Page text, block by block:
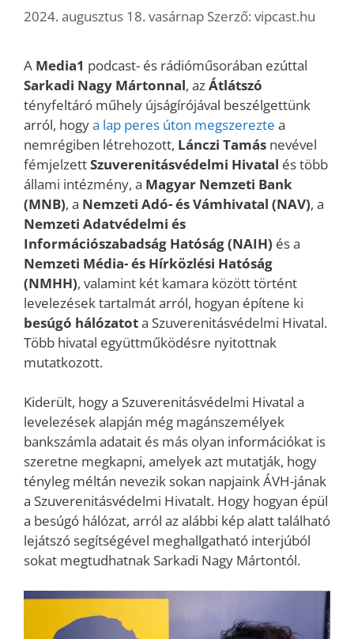
2024. augusztus 18. vasárnap Szerző: vipcast.hu
A Media1 podcast- és rádióműsorában ezúttal
Sarkadi Nagy Mártonnal, azÁtlátszó
tényfeltáró műhely újságírójával beszélgettünk
arról, hogya lap peres úton megszerezte a
nemrégiben létrehozott, Lánczi Tamás nevével
fémjelzettSzuverenitásvédelmi Hivatal és több
állami intézmény, a Magyar Nemzeti Bank
(MNB), a Nemzeti Adó- és Vámhivatal (NAV), a
Nemzeti Adatvédelmi és
Információszabadság Hatóság (NAIH) és a
Nemzeti Média- és Hírközlési Hatóság
(NMHH), valamint két kamara között történt
levelezések tartalmát arról, hogyan építene ki
besúgó hálózatota Szuverenitásvédelmi Hivatal.
Több hivatal együttműködésre nyitottnak
mutatkozott.
Kiderült, hogy a Szuverenitásvédelmi Hivatal a
levelezések alapján még magánszemélyek
bankszámla adatait és más olyan információkat is
szeretne megkapni, amelyek azt mutatják, hogy
tényleg méltán nevezik sokan napjaink ÁVH-jának
a Szuverenitásvédelmi Hivatalt. Hogy hogyan épül
a besúgó hálózat, arról az alábbi kép alatt található
lejátszó segítségével meghallgatható interjúból
sokat megtudhatnak Sarkadi Nagy Mártontól.